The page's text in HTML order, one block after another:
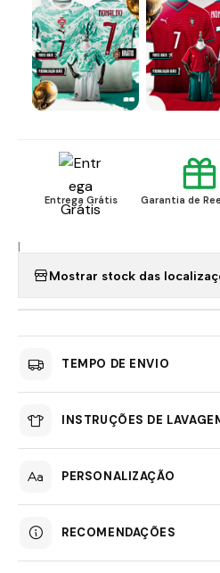
Entrega Grátis Garantia de
|
Mostrar stock das
TEMPO DE ENVIO
INSTRUÇÕES DE
PERSONALIZAÇÃO
RECOMENDAÇÕES